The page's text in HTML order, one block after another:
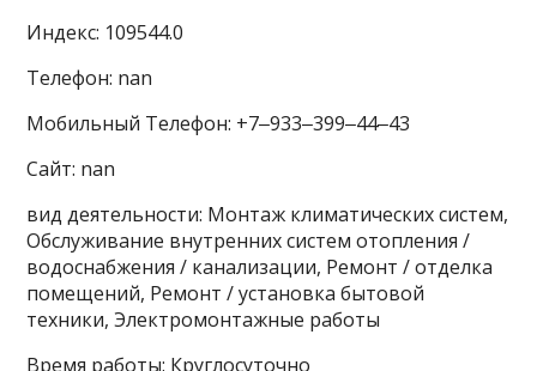
Индекс: 109544.0
Телефон: nan
Мобильный Телефон: +7‒933‒399‒44‒43
Сайт: nan
вид деятельности: Монтаж климатических систем,
Обслуживание внутренних систем отопления /
водоснабжения / канализации, Ремонт / отделка
помещений, Ремонт / установка бытовой
техники, Электромонтажные работы
Время работы: Круглосуточно